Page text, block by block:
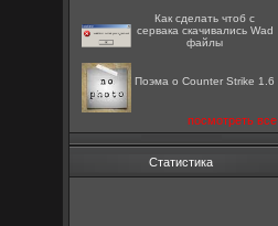
Как сделать чтоб с
сервака скачивались Wad
файлы
Поэма о Counter Strike 1.6
посмотреть все
Статистика